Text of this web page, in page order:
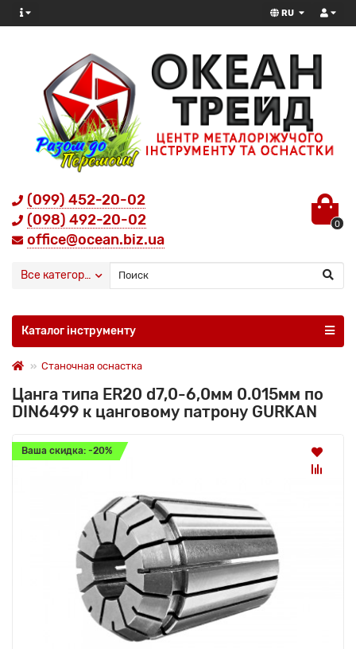
RU
(099) 452-20-02
(098) 492-20-02
office@ocean.biz.ua
0
Все категории
Каталог інструменту
Станочная оснастка
Цанга типа ER20 d7,0-6,0мм 0.015мм по
DIN6499 к цанговому патрону GURKAN
Ваша скидка: -20%